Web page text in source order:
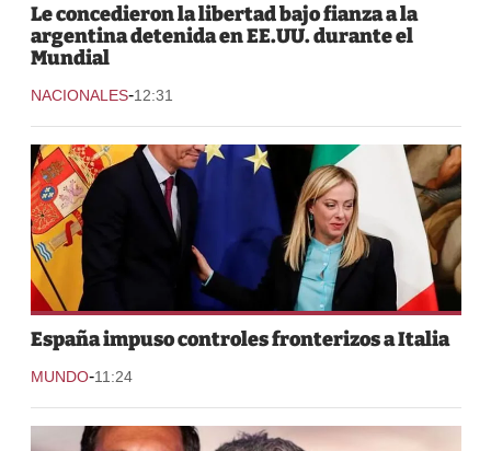
Le concedieron la libertad bajo fianza a la
argentina detenida en EE.UU. durante el
Mundial
NACIONALES-12:31
España impuso controles fronterizos a Italia
MUNDO-11:24